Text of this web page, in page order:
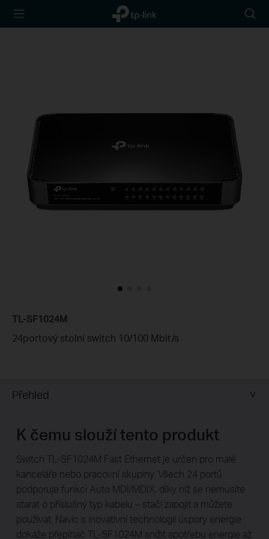
TP-Link,
Reliably
icon
TL-SF1024M
24portový stolní switch 10/100 Mbit/s
Přehled
K čemu slouží tento produkt
Switch TL-SF1024M Fast Ethernet je určen pro malé
kanceláře nebo pracovní skupiny. Všech 24 portů
podporuje funkci Auto MDI/MDIX, díky níž se nemusíte
starat o příslušný typ kabelu – stačí zapojit a můžete
používat. Navíc s inovativní technologií úspory energie
dokáže přepínač TL-SF1024M snížit spotřebu energie až